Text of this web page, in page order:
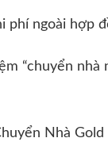
phí ngoài hợp
“chuyển